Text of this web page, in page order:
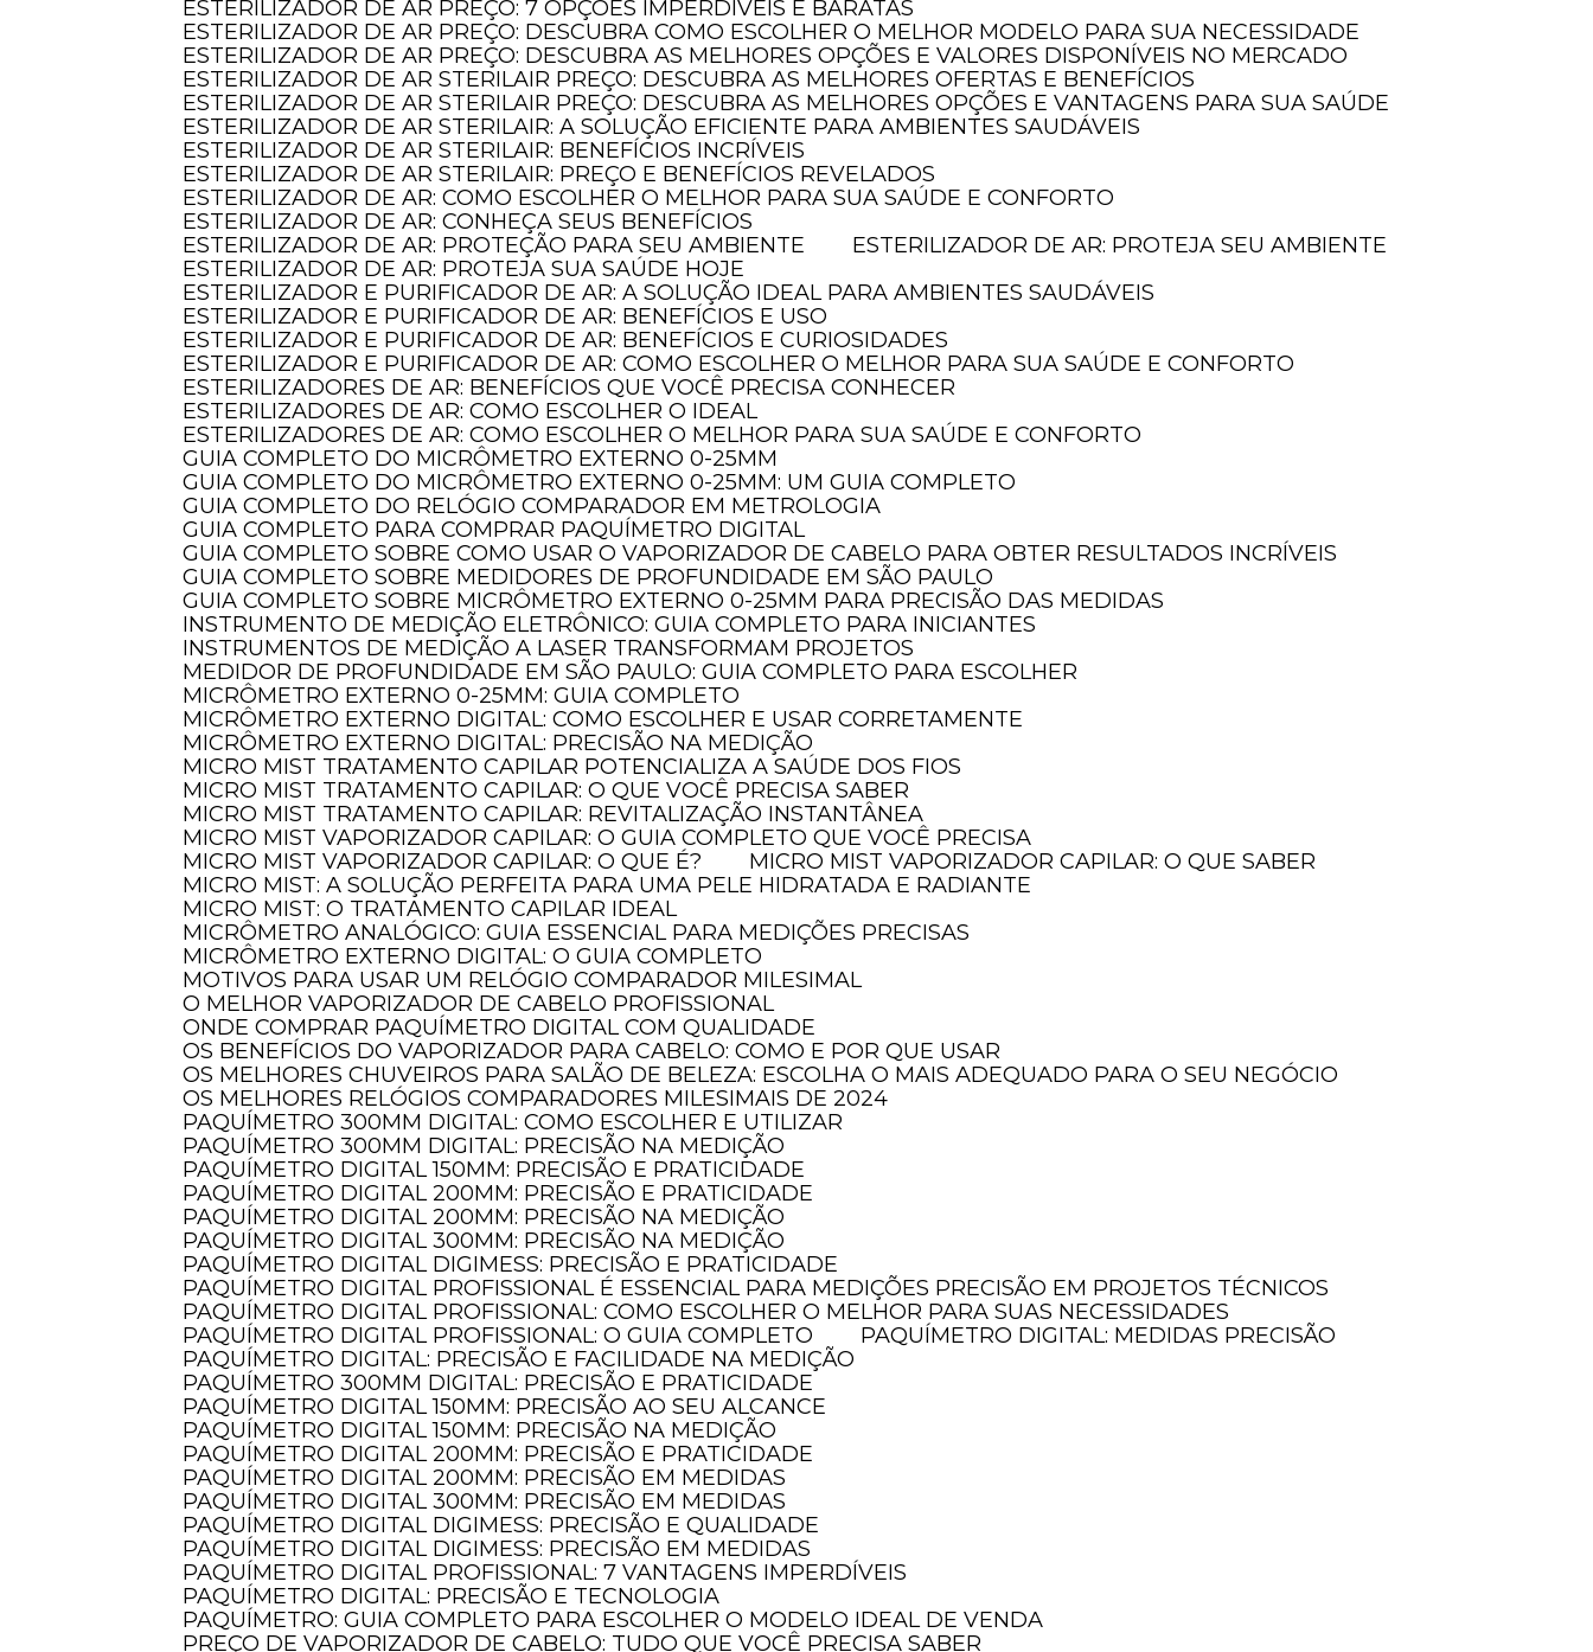
ESTERILIZADOR DE AR PREÇO: 7 OPÇÕES IMPERDÍVEIS E BARATAS
ESTERILIZADOR DE AR PREÇO: DESCUBRA COMO ESCOLHER O MELHOR MODELO PARA SUA NECESSIDADE
ESTERILIZADOR DE AR PREÇO: DESCUBRA AS MELHORES OPÇÕES E VALORES DISPONÍVEIS NO MERCADO
ESTERILIZADOR DE AR STERILAIR PREÇO: DESCUBRA AS MELHORES OFERTAS E BENEFÍCIOS
ESTERILIZADOR DE AR STERILAIR PREÇO: DESCUBRA AS MELHORES OPÇÕES E VANTAGENS PARA SUA SAÚDE
ESTERILIZADOR DE AR STERILAIR: A SOLUÇÃO EFICIENTE PARA AMBIENTES SAUDÁVEIS
ESTERILIZADOR DE AR STERILAIR: BENEFÍCIOS INCRÍVEIS
ESTERILIZADOR DE AR STERILAIR: PREÇO E BENEFÍCIOS REVELADOS
ESTERILIZADOR DE AR: COMO ESCOLHER O MELHOR PARA SUA SAÚDE E CONFORTO
ESTERILIZADOR DE AR: CONHEÇA SEUS BENEFÍCIOS
ESTERILIZADOR DE AR: PROTEÇÃO PARA SEU AMBIENTE
ESTERILIZADOR DE AR: PROTEJA SEU AMBIENTE
ESTERILIZADOR DE AR: PROTEJA SUA SAÚDE HOJE
ESTERILIZADOR E PURIFICADOR DE AR: A SOLUÇÃO IDEAL PARA AMBIENTES SAUDÁVEIS
ESTERILIZADOR E PURIFICADOR DE AR: BENEFÍCIOS E USO
ESTERILIZADOR E PURIFICADOR DE AR: BENEFÍCIOS E CURIOSIDADES
ESTERILIZADOR E PURIFICADOR DE AR: COMO ESCOLHER O MELHOR PARA SUA SAÚDE E CONFORTO
ESTERILIZADORES DE AR: BENEFÍCIOS QUE VOCÊ PRECISA CONHECER
ESTERILIZADORES DE AR: COMO ESCOLHER O IDEAL
ESTERILIZADORES DE AR: COMO ESCOLHER O MELHOR PARA SUA SAÚDE E CONFORTO
GUIA COMPLETO DO MICRÔMETRO EXTERNO 0-25MM
GUIA COMPLETO DO MICRÔMETRO EXTERNO 0-25MM: UM GUIA COMPLETO
GUIA COMPLETO DO RELÓGIO COMPARADOR EM METROLOGIA
GUIA COMPLETO PARA COMPRAR PAQUÍMETRO DIGITAL
GUIA COMPLETO SOBRE COMO USAR O VAPORIZADOR DE CABELO PARA OBTER RESULTADOS INCRÍVEIS
GUIA COMPLETO SOBRE MEDIDORES DE PROFUNDIDADE EM SÃO PAULO
GUIA COMPLETO SOBRE MICRÔMETRO EXTERNO 0-25MM PARA PRECISÃO DAS MEDIDAS
INSTRUMENTO DE MEDIÇÃO ELETRÔNICO: GUIA COMPLETO PARA INICIANTES
INSTRUMENTOS DE MEDIÇÃO A LASER TRANSFORMAM PROJETOS
MEDIDOR DE PROFUNDIDADE EM SÃO PAULO: GUIA COMPLETO PARA ESCOLHER
MICRÔMETRO EXTERNO 0-25MM: GUIA COMPLETO
MICRÔMETRO EXTERNO DIGITAL: COMO ESCOLHER E USAR CORRETAMENTE
MICRÔMETRO EXTERNO DIGITAL: PRECISÃO NA MEDIÇÃO
MICRO MIST TRATAMENTO CAPILAR POTENCIALIZA A SAÚDE DOS FIOS
MICRO MIST TRATAMENTO CAPILAR: O QUE VOCÊ PRECISA SABER
MICRO MIST TRATAMENTO CAPILAR: REVITALIZAÇÃO INSTANTÂNEA
MICRO MIST VAPORIZADOR CAPILAR: O GUIA COMPLETO QUE VOCÊ PRECISA
MICRO MIST VAPORIZADOR CAPILAR: O QUE É?
MICRO MIST VAPORIZADOR CAPILAR: O QUE SABER
MICRO MIST: A SOLUÇÃO PERFEITA PARA UMA PELE HIDRATADA E RADIANTE
MICRO MIST: O TRATAMENTO CAPILAR IDEAL
MICRÔMETRO ANALÓGICO: GUIA ESSENCIAL PARA MEDIÇÕES PRECISAS
MICRÔMETRO EXTERNO DIGITAL: O GUIA COMPLETO
MOTIVOS PARA USAR UM RELÓGIO COMPARADOR MILESIMAL
O MELHOR VAPORIZADOR DE CABELO PROFISSIONAL
ONDE COMPRAR PAQUÍMETRO DIGITAL COM QUALIDADE
OS BENEFÍCIOS DO VAPORIZADOR PARA CABELO: COMO E POR QUE USAR
OS MELHORES CHUVEIROS PARA SALÃO DE BELEZA: ESCOLHA O MAIS ADEQUADO PARA O SEU NEGÓCIO
OS MELHORES RELÓGIOS COMPARADORES MILESIMAIS DE 2024
PAQUÍMETRO 300MM DIGITAL: COMO ESCOLHER E UTILIZAR
PAQUÍMETRO 300MM DIGITAL: PRECISÃO NA MEDIÇÃO
PAQUÍMETRO DIGITAL 150MM: PRECISÃO E PRATICIDADE
PAQUÍMETRO DIGITAL 200MM: PRECISÃO E PRATICIDADE
PAQUÍMETRO DIGITAL 200MM: PRECISÃO NA MEDIÇÃO
PAQUÍMETRO DIGITAL 300MM: PRECISÃO NA MEDIÇÃO
PAQUÍMETRO DIGITAL DIGIMESS: PRECISÃO E PRATICIDADE
PAQUÍMETRO DIGITAL PROFISSIONAL É ESSENCIAL PARA MEDIÇÕES PRECISÃO EM PROJETOS TÉCNICOS
PAQUÍMETRO DIGITAL PROFISSIONAL: COMO ESCOLHER O MELHOR PARA SUAS NECESSIDADES
PAQUÍMETRO DIGITAL PROFISSIONAL: O GUIA COMPLETO
PAQUÍMETRO DIGITAL: MEDIDAS PRECISÃO
PAQUÍMETRO DIGITAL: PRECISÃO E FACILIDADE NA MEDIÇÃO
PAQUÍMETRO 300MM DIGITAL: PRECISÃO E PRATICIDADE
PAQUÍMETRO DIGITAL 150MM: PRECISÃO AO SEU ALCANCE
PAQUÍMETRO DIGITAL 150MM: PRECISÃO NA MEDIÇÃO
PAQUÍMETRO DIGITAL 200MM: PRECISÃO E PRATICIDADE
PAQUÍMETRO DIGITAL 200MM: PRECISÃO EM MEDIDAS
PAQUÍMETRO DIGITAL 300MM: PRECISÃO EM MEDIDAS
PAQUÍMETRO DIGITAL DIGIMESS: PRECISÃO E QUALIDADE
PAQUÍMETRO DIGITAL DIGIMESS: PRECISÃO EM MEDIDAS
PAQUÍMETRO DIGITAL PROFISSIONAL: 7 VANTAGENS IMPERDÍVEIS
PAQUÍMETRO DIGITAL: PRECISÃO E TECNOLOGIA
PAQUÍMETRO: GUIA COMPLETO PARA ESCOLHER O MODELO IDEAL DE VENDA
PREÇO DE VAPORIZADOR DE CABELO: TUDO QUE VOCÊ PRECISA SABER